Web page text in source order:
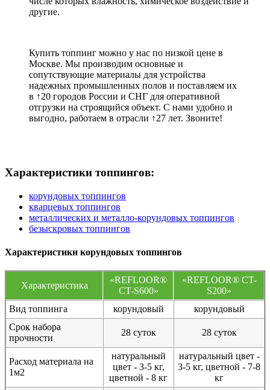
другие.
Купить топпинг можно у нас по низкой цене в
Москве. Мы производим основные и
сопутствующие материалы для устройства
надежных промышленных полов и поставляем их
в ↑20 городов России и СНГ для оперативной
отгрузки на строящийся объект. С нами удобно и
выгодно, работаем в отрасли ↑27 лет. Звоните!
Характеристики топпингов:
корундовых топпингов
кварцевых топпингов
металлических и металло-корундовых топпингов
безыскровых топпингов
Характеристики корундовых топпингов
Характеристика
«REFLOOR®
CT-S600»
«REFLOOR® CT-
S200»
Вид топпинга
корундовый
корундовый
Срок набора
прочности
28 суток 28 суток
Расход материала на
1м2
натуральный
цвет - 3-5 кг,
цветной - 8 кг
натуральный цвет -
3-5 кг, цветной - 7-8
кг